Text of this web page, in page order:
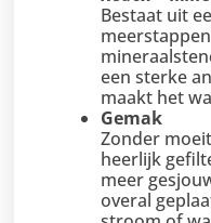
Bestaat uit
een sterke
maakt het
Gemak
Zonder
heerlijk
meer
overal